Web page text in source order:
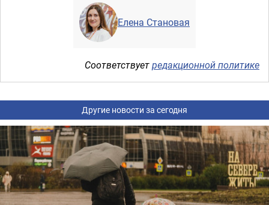
Елена Становая
Соответствуетредакционной политике
Другие новости за сегодня